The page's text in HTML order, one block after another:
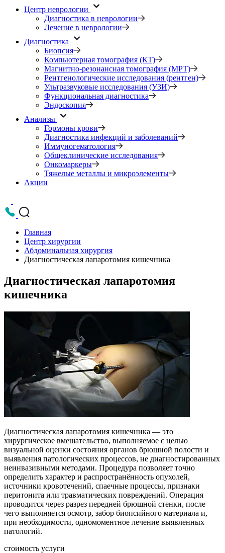
Центр неврологии
Диагностика в неврологии
Лечение в неврологии
Диагностика
Биопсия
Компьютерная томография (КТ)
Магнитно-резонансная томография (МРТ)
Рентгенологические исследования (рентген)
Ультразвуковые исследования (УЗИ)
Функциональная диагностика
Эндоскопия
Анализы
Гормоны крови
Диагностика инфекций и заболеваний
Иммуногематология
Общеклинические исследования
Онкомаркеры
Тяжелые металлы и микроэлементы
Акции
Главная
Центр хирургии
Абдоминальная хирургия
Диагностическая лапаротомия кишечника
Диагностическая лапаротомия
кишечника
Диагностическая лапаротомия кишечника — это
хирургическое вмешательство, выполняемое с целью
визуальной оценки состояния органов брюшной полости и
выявления патологических процессов, не диагностированных
неинвазивными методами. Процедура позволяет точно
определить характер и распространённость опухолей,
источники кровотечений, спаечные процессы, признаки
перитонита или травматических повреждений. Операция
проводится через разрез передней брюшной стенки, после
чего выполняется осмотр, забор биопсийного материала и,
при необходимости, одномоментное лечение выявленных
патологий.
стоимость услуги